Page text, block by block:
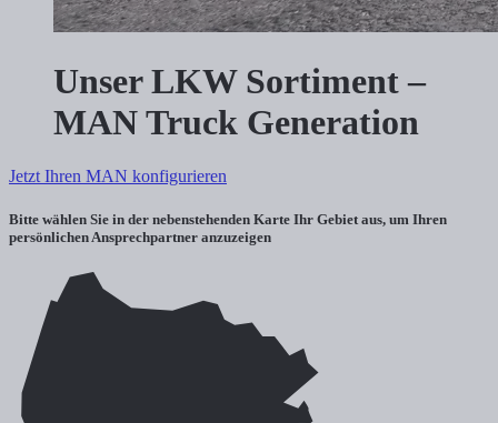
Unser LKW Sortiment –
MAN Truck Generation
Jetzt Ihren MAN konfigurieren
Bitte wählen Sie in der nebenstehenden Karte Ihr Gebiet aus, um Ihren
persönlichen Ansprechpartner anzuzeigen